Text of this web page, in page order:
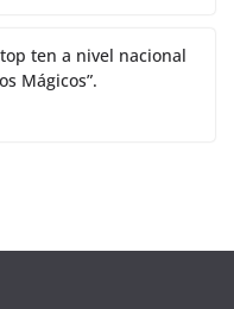
ten a nivel nacional
Mágicos”.